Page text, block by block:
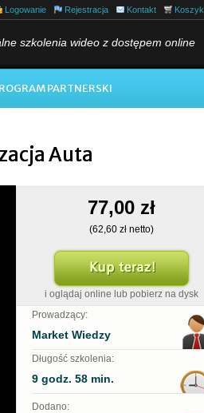
PARTNERSKI
Logowanie Rejestracja Kontakt Koszyk
szkolenia wideo z dostępem online
Auta
77,00 zł
(62,60 zł netto)
i oglądaj online lub pobierz na dysk
Prowadzący:
Market Wiedzy
Długość szkolenia:
9 godz. 58 min.
Dodano: